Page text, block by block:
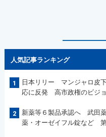
人気記事ランキング
1
日本リリー マンジャロ皮
応に反発 高市政権のビジ
2
新薬等６製品承認へ 武田
薬・オーゼイフル錠など